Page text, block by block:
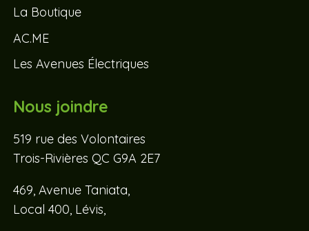
La Boutique
AC.ME
Les Avenues Électriques
Nous joindre
519 rue des Volontaires
Trois-Rivières QC G9A 2E7
469, Avenue Taniata,
Local 400, Lévis,